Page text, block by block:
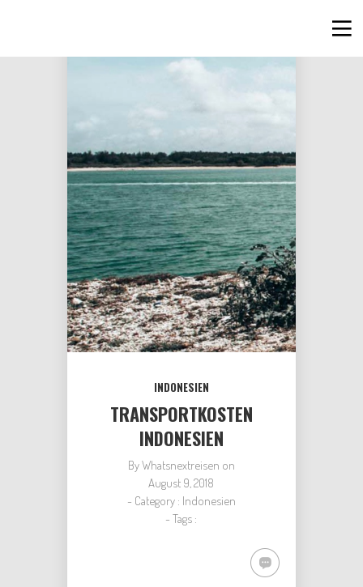
INDONESIEN
TRANSPORTKOSTEN
INDONESIEN
ByWhatsnextreisen on
August 9, 2018
- Category : Indonesien
- Tags :